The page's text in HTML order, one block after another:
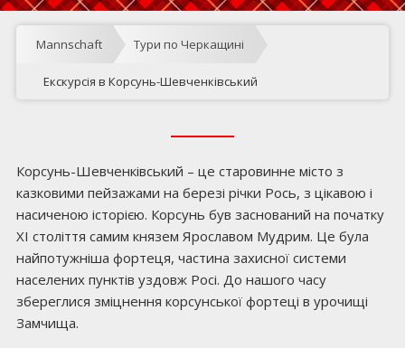
Mannschaft Тури по Черкащині
Екскурсія в Корсунь-Шевченківський
Корсунь-Шевченківський – це старовинне місто з
казковими пейзажами на березі річки Рось, з цікавою і
насиченою історією. Корсунь був заснований на початку
XI століття самим князем Ярославом Мудрим. Це була
найпотужніша фортеця, частина захисної системи
населених пунктів уздовж Росі. До нашого часу
збереглися зміцнення корсунської фортеці в урочищі
Замчища.